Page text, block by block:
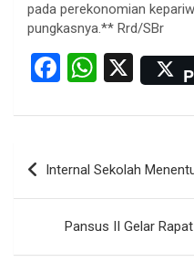
pada perekonomian
pungkasnya.** Rrd/SBr
F
ce
o
o
k
W
at
s
A
p
X
Post
navigation
Internal Sekolah
Pansus II Gelar